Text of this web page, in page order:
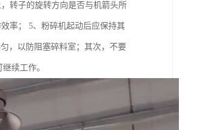
转子的旋转方向是否与机箭头所
率； 5、粉碎机起动后应保持其
，以防阻塞碎料室；其次，不要
续工作。